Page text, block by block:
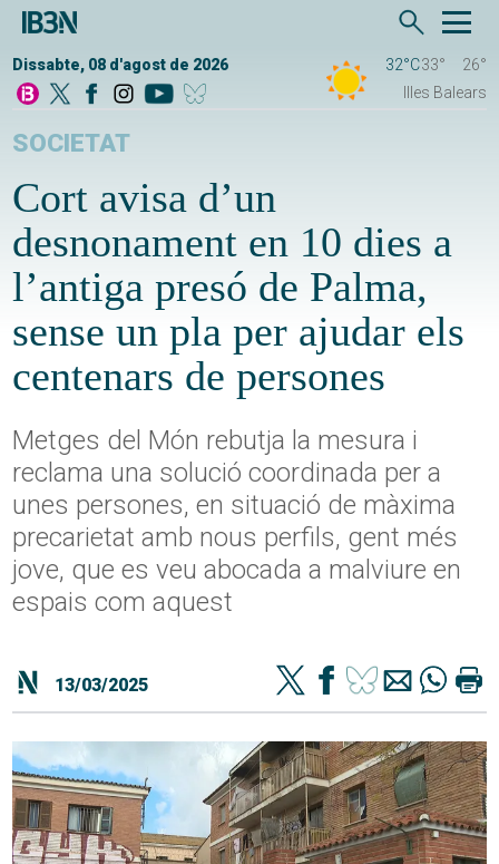
Dissabte, 08 d'agost de 2026 32°C33°
26°
Illes Balears
SOCIETAT
Cort avisa d’un
desnonament en 10 dies a
l’antiga presó de Palma,
sense un pla per ajudar els
centenars de persones
Metges del Món rebutja la mesura i
reclama una solució coordinada per a
unes persones, en situació de màxima
precarietat amb nous perfils, gent més
jove, que es veu abocada a malviure en
espais com aquest
13/03/2025